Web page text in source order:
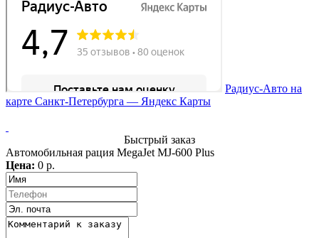
Радиус-Авто на
карте Санкт‑Петербурга — Яндекс Карты
Быстрый заказ
Автомобильная рация MegaJet MJ-600 Plus
Цена: 0 р.